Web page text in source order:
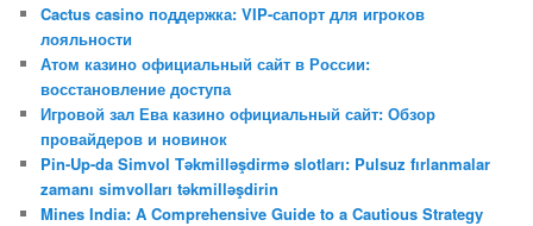
h
Cactus casino поддержка: VIP-сапорт для игроков
лояльности
Атом казино официальный сайт в России:
восстановление доступа
Игровой зал Ева казино официальный сайт: Обзор
провайдеров и новинок
Pin-Up-da Simvol Təkmilləşdirmə slotları: Pulsuz fırlanmalar
zamanı simvolları təkmilləşdirin
Mines India: A Comprehensive Guide to a Cautious Strategy